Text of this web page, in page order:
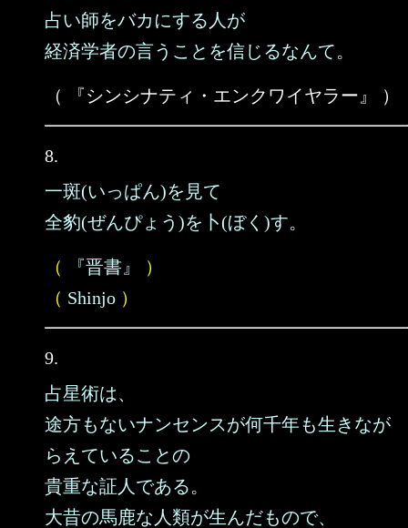
占い師をバカにする人が
経済学者の言うことを信じるなんて。
（ 『シンシナティ・エンクワイヤラー』 ）
8.
一斑(いっぱん)を見て
全豹(ぜんぴょう)を卜(ぼく)す。
（ 『晋書』
）
（ Shinjo ）
9.
占星術は、
途方もないナンセンスが何千年も生きなが
らえていることの
貴重な証人である。
大昔の馬鹿な人類が生んだもので、